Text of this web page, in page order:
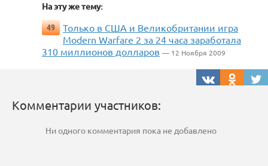
На эту же тему:
49
Только в США и Великобритании игра
Modern Warfare 2 за 24 часа заработала
310 миллионов долларов — 12 Ноября 2009
Комментарии участников:
Ни одного комментария пока не добавлено